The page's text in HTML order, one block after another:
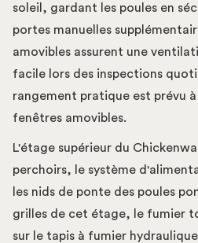
soleil, gardant les poules en
portes manuelles
amovibles assurent une
facile lors des inspections
rangement pratique est prévu
fenêtres amovibles.
L'étage supérieur du
perchoirs, le système
les nids de ponte des poules
grilles de cet étage, le fumier
sur le tapis à fumier